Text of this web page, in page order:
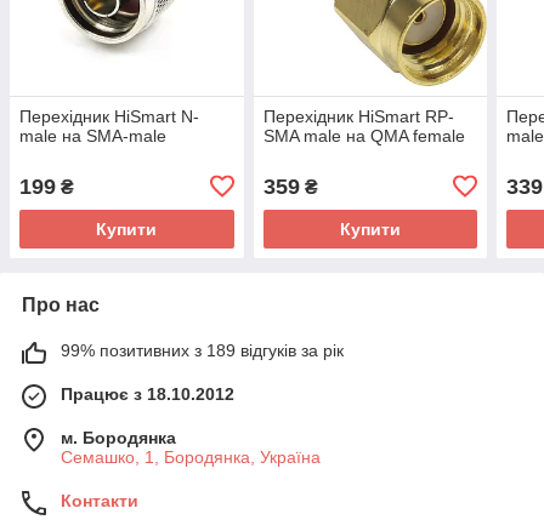
Перехідник HiSmart N-
male на SMA-male
199 ₴
Купити
Перехідник HiSmart RP-
SMA male на QMA female
359₴
Купити
339
Про нас
99% позитивних з 189 відгуків за рік
Працює з 18.10.2012
м. Бородянка
Семашко, 1, Бородянка, Україна
Контакти